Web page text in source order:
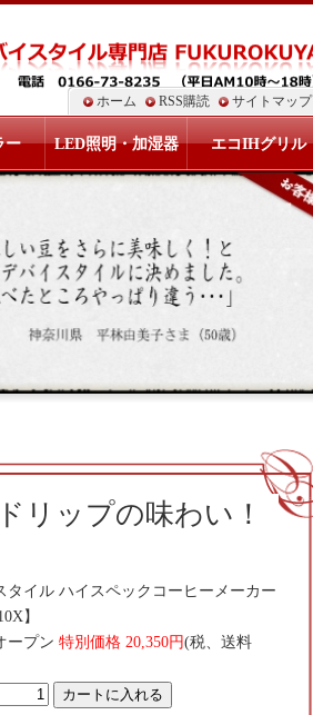
リップの味わい！
タイル ハイスペックコーヒーメーカー
】
ープン 特別価格 20,350円(税、送料
ホーム RSS購読 サイトマップ
ー LED照明・加湿器 エコIHグリル